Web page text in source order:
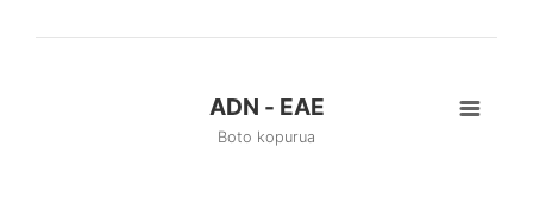
ADN - EAE
Boto kopurua